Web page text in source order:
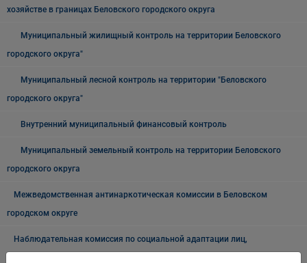
хозяйстве в границах Беловского городского округа
Муниципальный жилищный контроль на территории Беловского
городского округа"
Муниципальный лесной контроль на территории "Беловского
городского округа"
Внутренний муниципальный финансовый контроль
Муниципальный земельный контроль на территории Беловского
городского округа
Межведомственная антинаркотическая комиссии в Беловском
городском округе
Наблюдательная комиссия по социальной адаптации лиц,